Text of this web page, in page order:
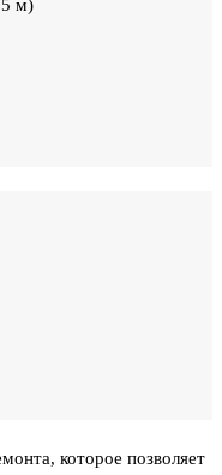
м)
которое позволяет